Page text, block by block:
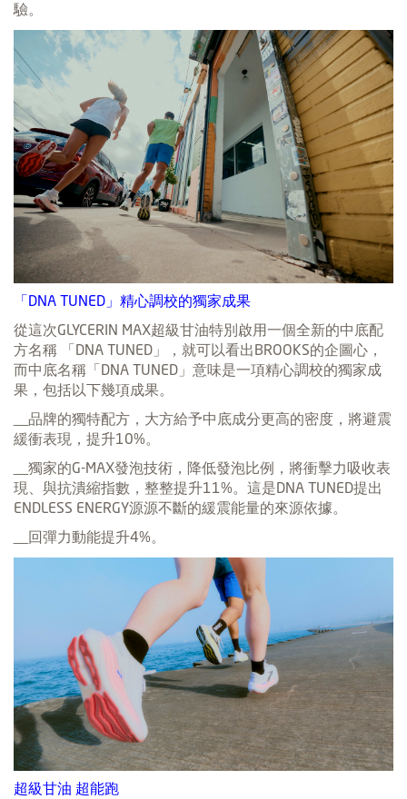
驗。
「DNA TUNED」精心調校的獨家成果
從這次GLYCERIN MAX超級甘油特別啟用一個全新的中底配
方名稱 「DNA TUNED」，就可以看出BROOKS的企圖心，
而中底名稱「DNA TUNED」意味是一項精心調校的獨家成
果，包括以下幾項成果。
__品牌的獨特配方，大方給予中底成分更高的密度，將避震
緩衝表現，提升10%。
__獨家的G-MAX發泡技術，降低發泡比例，將衝擊力吸收表
現、與抗潰縮指數，整整提升11%。這是DNA TUNED提出
ENDLESS ENERGY源源不斷的緩震能量的來源依據。
__回彈力動能提升4%。
超級甘油 超能跑